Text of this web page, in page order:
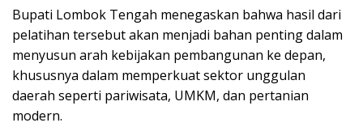
Bupati Lombok Tengah menegaskan bahwa hasil dari
pelatihan tersebut akan menjadi bahan penting dalam
menyusun arah kebijakan pembangunan ke depan,
khususnya dalam memperkuat sektor unggulan
daerah seperti pariwisata, UMKM, dan pertanian
modern.